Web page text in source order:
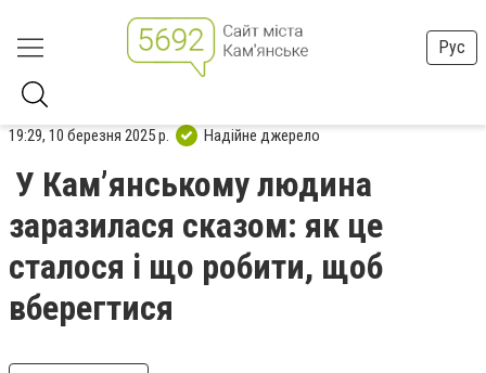
Рус
19:29, 10 березня 2025 р. Надійне джерело
У Кам’янському людина
заразилася сказом: як це
сталося і що робити, щоб
вберегтися